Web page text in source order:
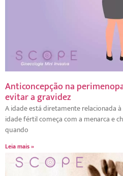
Anticoncepção na
evitar a gravidez
A idade está diretamente relacionada
idade fértil começa com a menarca e
quando
Leia mais »